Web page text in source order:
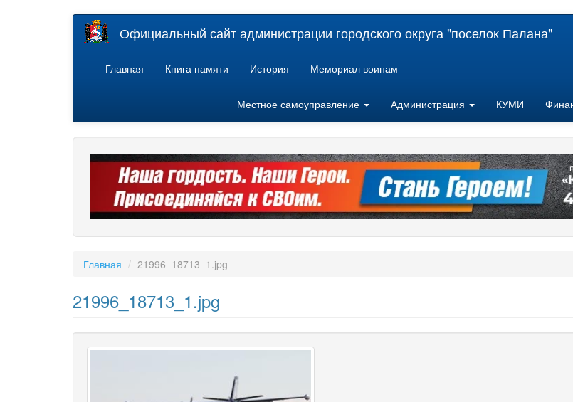
Официальный сайт администрации городского округа "поселок Палана"
Главная Книга памяти История Мемориал воинам
Местное самоуправление Администрация КУМИ
Главная 21996_18713_1.jpg
21996_18713_1.jpg